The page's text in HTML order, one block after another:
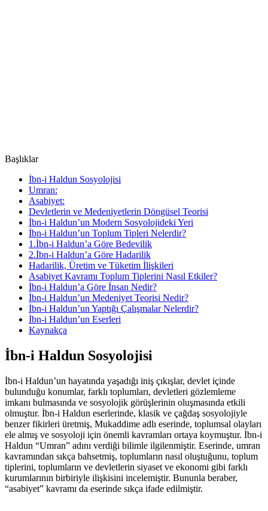
Başlıklar
İbn-i Haldun Sosyolojisi
Umran:
Asabiyet:
Devletlerin ve Medeniyetlerin Döngüsel Teorisi
İbn-i Haldun’un Modern Sosyolojideki Yeri
İbn-i Haldun’un Toplum Tipleri Nelerdir?
1.İbn-i Haldun’a Göre Bedevilik
2.İbn-i Haldun’a Göre Hadarilik
Hadarilik, Üretim ve Tüketim İlişkileri
Asabiyet Kavramı Toplum Tiplerini Nasıl Etkiler?
İbn-i Haldun’a Göre İnsan Nedir?
İbn-i Haldun’un Medeniyet Teorisi Nedir?
İbn-i Haldun’un Yaptığı Çalışmalar Nelerdir?
İbn-i Haldun’un Eserleri
Kaynakça
İbn-i Haldun Sosyolojisi
İbn-i Haldun’un hayatında yaşadığı iniş çıkışlar, devlet içinde
bulunduğu konumlar, farklı toplumları, devletleri gözlemleme
imkanı bulmasında ve sosyolojik görüşlerinin oluşmasında etkili
olmuştur. İbn-i Haldun eserlerinde, klasik ve çağdaş sosyolojiyle
benzer fikirleri üretmiş, Mukaddime adlı eserinde, toplumsal olayları
ele almış ve sosyoloji için önemli kavramları ortaya koymuştur. İbn-i
Haldun “Umran” adını verdiği bilimle ilgilenmiştir. Eserinde, umran
kavramından sıkça bahsetmiş, toplumların nasıl oluştuğunu, toplum
tiplerini, toplumların ve devletlerin siyaset ve ekonomi gibi farklı
kurumlarının birbiriyle ilişkisini incelemiştir. Bununla beraber,
“asabiyet” kavramı da eserinde sıkça ifade edilmiştir.